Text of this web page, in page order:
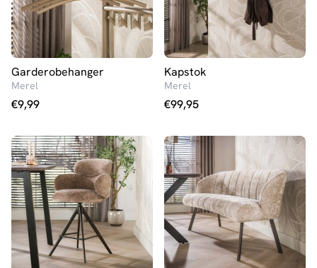
Garderobehanger
Merel
€9,99
Kapstok
Merel
€99,95